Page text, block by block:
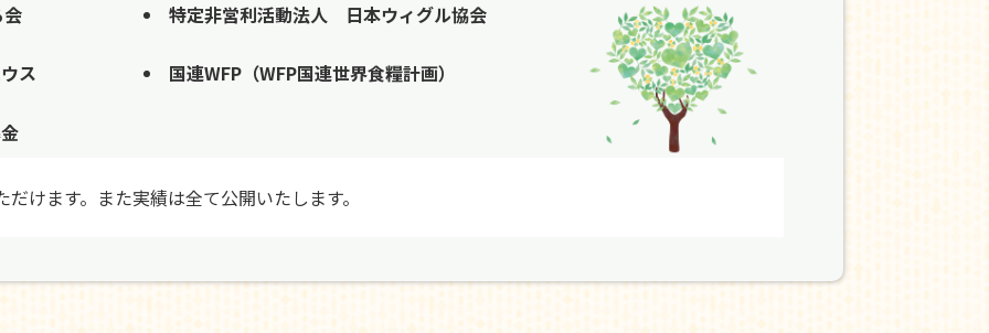
特定非営利活動法人 日本ウィグル協会
ス 国連WFP（WFP国連世界食糧計画）
けます。また実績は全て公開いたします。